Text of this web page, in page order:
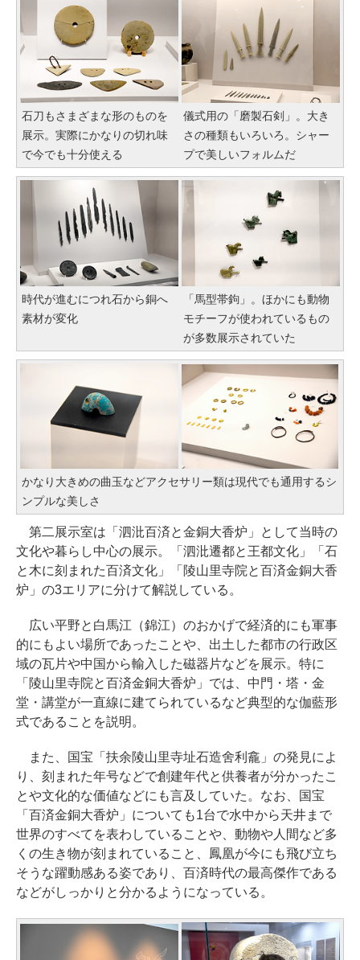
石刀もさまざまな形のものを
展示。実際にかなりの切れ味
で今でも十分使える
儀式用の「磨製石剣」。大き
さの種類もいろいろ。シャー
プで美しいフォルムだ
時代が進むにつれ石から銅へ
素材が変化
「馬型帯鉤」。ほかにも動物
モチーフが使われているもの
が多数展示されていた
かなり大きめの曲玉などアクセサリー類は現代でも通用するシ
ンプルな美しさ
第二展示室は「泗沘百済と金銅大香炉」として当時の
文化や暮らし中心の展示。「泗沘遷都と王都文化」「石
と木に刻まれた百済文化」「陵山里寺院と百済金銅大香
炉」の3エリアに分けて解説している。
広い平野と白馬江（錦江）のおかげで経済的にも軍事
的にもよい場所であったことや、出土した都市の行政区
域の瓦片や中国から輸入した磁器片などを展示。特に
「陵山里寺院と百済金銅大香炉」では、中門・塔・金
堂・講堂が一直線に建てられているなど典型的な伽藍形
式であることを説明。
また、国宝「扶余陵山里寺址石造舍利龕」の発見によ
り、刻まれた年号などで創建年代と供養者が分かったこ
とや文化的な価値などにも言及していた。なお、国宝
「百済金銅大香炉」についても1台で水中から天井まで
世界のすべてを表わしていることや、動物や人間など多
くの生き物が刻まれていること、鳳凰が今にも飛び立ち
そうな躍動感ある姿であり、百済時代の最高傑作である
などがしっかりと分かるようになっている。